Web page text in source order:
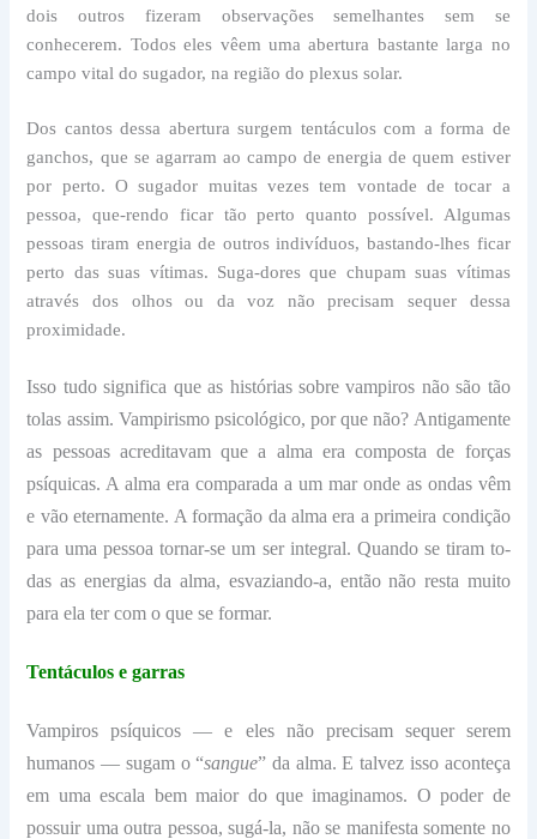
dois outros fizeram observações semelhantes sem se
conhecerem. Todos eles vêem uma abertura bastante larga no
campo vital do sugador, na região do plexus solar.
Dos cantos dessa abertura surgem tentáculos com a forma de
ganchos, que se agarram ao campo de energia de quem estiver
por perto. O sugador muitas vezes tem vontade de tocar a
pessoa, que-rendo ficar tão perto quanto possível. Algumas
pessoas tiram energia de outros indivíduos, bastando-lhes ficar
perto das suas vítimas. Suga-dores que chupam suas vítimas
através dos olhos ou da voz não precisam sequer dessa
proximidade.
Isso tudo significa que as histórias sobre vampiros não são tão
tolas assim. Vampirismo psicológico, por que não? Antigamente
as pessoas acreditavam que a alma era composta de forças
psíquicas. A alma era comparada a um mar onde as ondas vêm
e vão eternamente. A formação da alma era a primeira condição
para uma pessoa tornar-se um ser integral. Quando se tiram to-
das as energias da alma, esvaziando-a, então não resta muito
para ela ter com o que se formar.
Tentáculos e garras
Vampiros psíquicos — e eles não precisam sequer serem
humanos — sugam o “sangue” da alma. E talvez isso aconteça
em uma escala bem maior do que imaginamos. O poder de
possuir uma outra pessoa, sugá-la, não se manifesta somente no